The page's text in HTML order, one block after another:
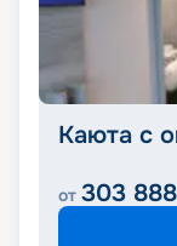
Каюта с
от 303 888